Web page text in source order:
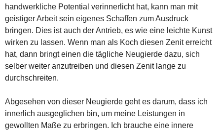
handwerkliche Potential verinnerlicht hat, kann man mit
geistiger Arbeit sein eigenes Schaffen zum Ausdruck
bringen. Dies ist auch der Antrieb, es wie eine leichte Kunst
wirken zu lassen. Wenn man als Koch diesen Zenit erreicht
hat, dann bringt einen die tägliche Neugierde dazu, sich
selber weiter anzutreiben und diesen Zenit lange zu
durchschreiten.
Abgesehen von dieser Neugierde geht es darum, dass ich
innerlich ausgeglichen bin, um meine Leistungen in
gewollten Maße zu erbringen. Ich brauche eine innere